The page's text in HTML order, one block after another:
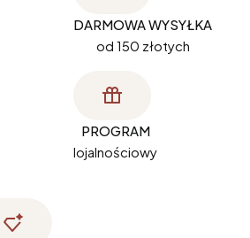
DARMOWA WYSYŁKA
od 150 złotych
PROGRAM
lojalnościowy